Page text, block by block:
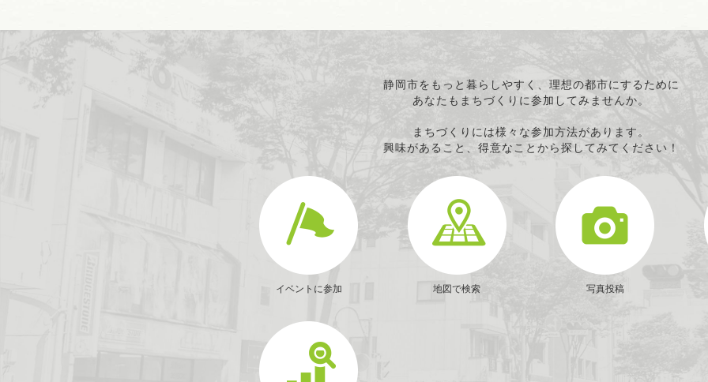
静岡市をもっと暮らしやすく、理想の都市にするために
あなたもまちづくりに参加してみませんか。
まちづくりには様々な参加方法があります。
興味があること、得意なことから探してみてください！
イベントに参加 地図で検索 写真投稿